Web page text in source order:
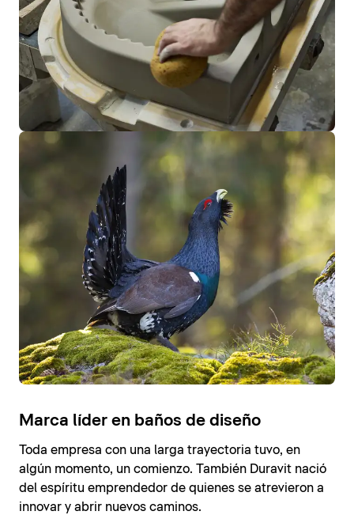
Marca líder en baños de diseño
Toda empresa con una larga trayectoria tuvo, en
algún momento, un comienzo. También Duravit nació
del espíritu emprendedor de quienes se atrevieron a
innovar y abrir nuevos caminos.